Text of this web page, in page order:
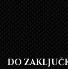
DO